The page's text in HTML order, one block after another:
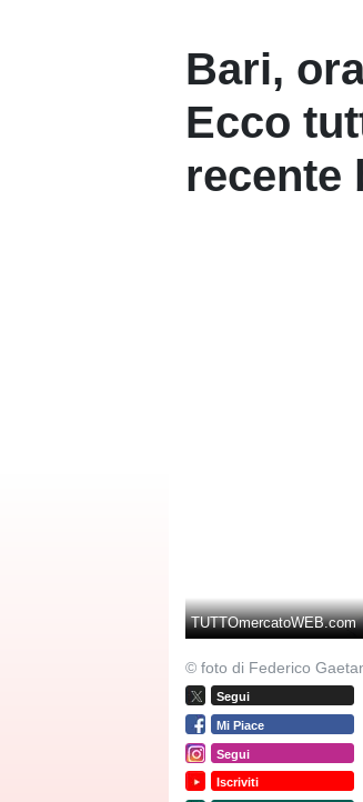
Bari,
Ecco
recente
TUTTOmercatoWEB.com
© foto di Federico
Segui
Mi Piace
Segui
Iscriviti